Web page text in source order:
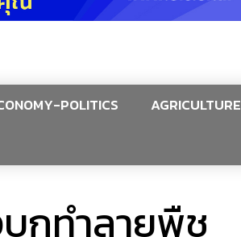
POLITICS AGRICULTURE
กทำลายพืช